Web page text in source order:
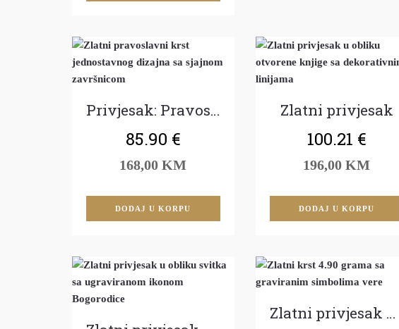
Privjesak: Pravoslavni krst
85.90 €
168,00 KM
DODAJ U KORPU
Zlatni privjesak
100.21 €
196,00 KM
DODAJ U KORPU
Zlatni privjesak krst